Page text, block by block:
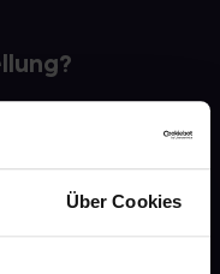
Über Cookies